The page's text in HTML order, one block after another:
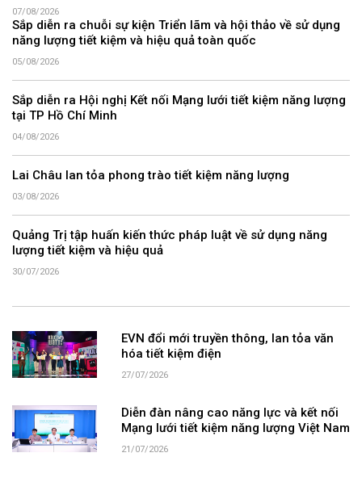
07/08/2026
Sắp diễn ra chuỗi sự kiện Triển lãm và hội thảo về sử dụng
năng lượng tiết kiệm và hiệu quả toàn quốc
05/08/2026
Sắp diễn ra Hội nghị Kết nối Mạng lưới tiết kiệm năng lượng
tại TP Hồ Chí Minh
04/08/2026
Lai Châu lan tỏa phong trào tiết kiệm năng lượng
03/08/2026
Quảng Trị tập huấn kiến thức pháp luật về sử dụng năng
lượng tiết kiệm và hiệu quả
30/07/2026
EVN đổi mới truyền thông, lan tỏa văn
hóa tiết kiệm điện
27/07/2026
Diễn đàn nâng cao năng lực và kết nối
Mạng lưới tiết kiệm năng lượng Việt Nam
21/07/2026